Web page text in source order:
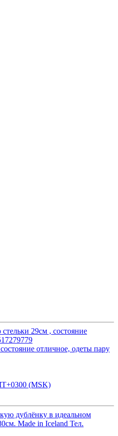
отличное, одеты пару
(MSK)